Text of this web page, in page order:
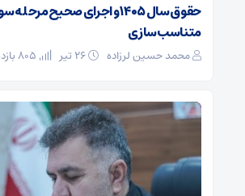
حقوق سال ۱۴۰۵ و اجرای صحیح مرحله
متناسب‌سازی
محمد حسین لرزاده